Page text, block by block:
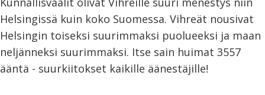
Helsingissä kuin koko Suomessa. Vihreät nousivat
Helsingin toiseksi suurimmaksi puolueeksi ja maan
neljänneksi suurimmaksi. Itse sain huimat 3557
ääntä - suurkiitokset kaikille äänestäjille!